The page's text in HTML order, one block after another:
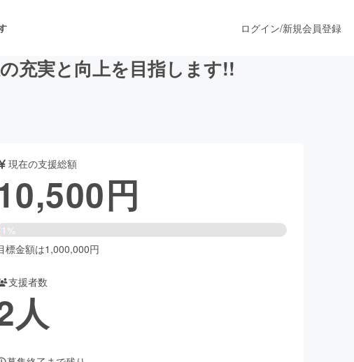
ンス
ファッション
ルスケア
ログイン/新規会員登録
充実と向上を目指します!!
現在の支援総額
円
1%
標金額は1,000,000円
支援者数
人